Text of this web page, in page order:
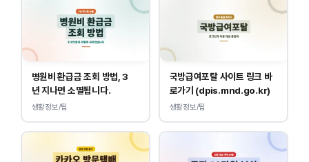
병원비 환급금 조회 방법, 3
년 지나면 소멸됩니다.
생활정보/팁
국방급여포탈 사이트 링크 바
로가기 (dpis.mnd.go.kr)
생활정보/팁